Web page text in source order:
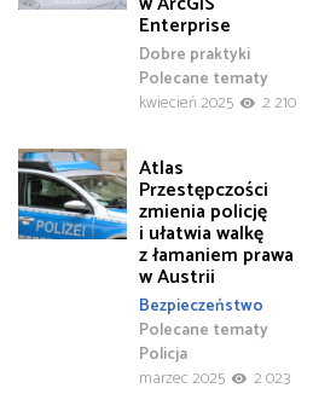
Enterprise
Dobre praktyki
Polecane tematy
kwiecień 2025
2 210
Atlas
Przestępczości
zmienia policję
i ułatwia walkę
z łamaniem prawa
w Austrii
Bezpieczeństwo
Polecane tematy
Policja
marzec 2025
2 023